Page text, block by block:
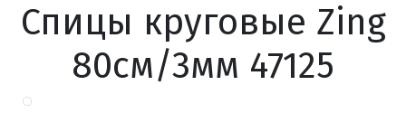
Спицы круговые Zing
80см/3мм 47125